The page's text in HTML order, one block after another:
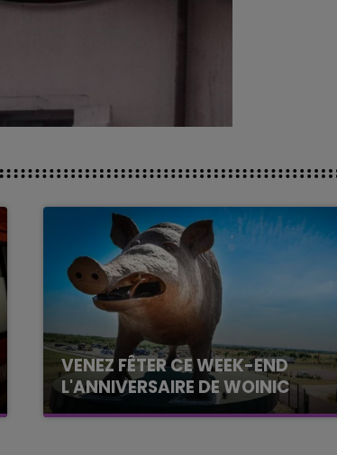
VENEZ FÊTER CE WEEK-END
L'ANNIVERSAIRE DE WOINIC
Ce samedi 8 août sera un grand jour :